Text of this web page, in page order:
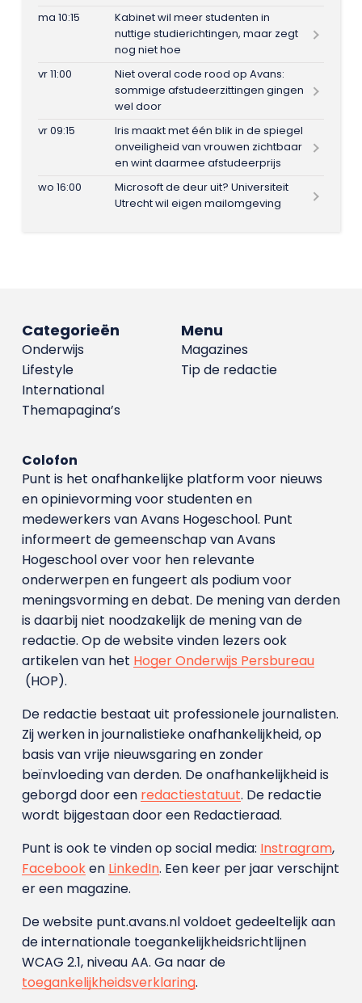
ma 10:15
Kabinet wil meer studenten in
nuttige studierichtingen, maar zegt
nog niet hoe
vr 11:00
Niet overal code rood op Avans:
sommige afstudeerzittingen gingen
wel door
vr 09:15
Iris maakt met één blik in de spiegel
onveiligheid van vrouwen zichtbaar
en wint daarmee afstudeerprijs
wo 16:00
Microsoft de deur uit? Universiteit
Utrecht wil eigen mailomgeving
Menu
Magazines
Tip de redactie
Categorieën
Onderwijs
Lifestyle
International
Themapagina’s
Colofon
Punt is het onafhankelijke platform voor nieuws
en opinievorming voor studenten en
medewerkers van Avans Hoge­school. Punt
informeert de gemeenschap van Avans
Hogeschool over voor hen relevante
onderwerpen en fungeert als podium voor
meningsvorming en debat. De mening van derden
is daarbij niet noodzakelijk de mening van de
redactie. Op de website vinden lezers ook
artikelen van het Hoger Onderwijs Persbureau
(HOP).
De redactie bestaat uit professionele journalisten.
Zij werken in journalistieke onafhankelijkheid, op
basis van vrije nieuwsgaring en zonder
beïnvloeding van derden. De onafhankelijkheid is
geborgd door een redactiestatuut. De redactie
wordt bijgestaan door een Redactieraad.
Punt is ook te vinden op social media: Instragram,
Facebooken LinkedIn. Een keer per jaar verschijnt
er een magazine.
De website punt.avans.nl voldoet gedeeltelijk aan
de internationale toegankelijkheidsrichtlijnen
WCAG 2.1, niveau AA. Ga naar de
toegankelijkheidsverklaring.